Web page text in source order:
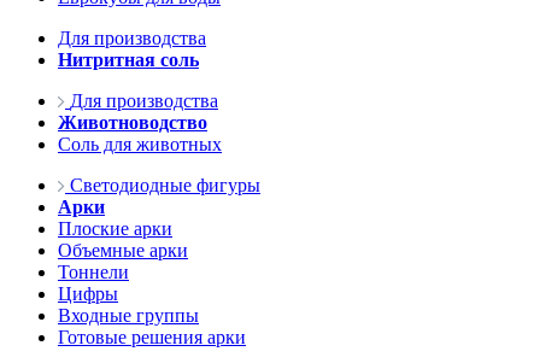
Для производства
Нитритная соль
Для производства
Животноводство
Соль для животных
Светодиодные фигуры
Арки
Плоские арки
Объемные арки
Тоннели
Цифры
Входные группы
Готовые решения арки